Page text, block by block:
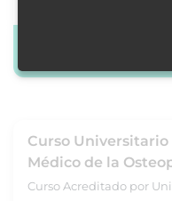
Curso
Médico de la
Curso Acreditado por